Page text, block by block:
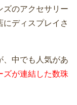
ズのアクセサリー
ディスプレイさ
、中でも人気があ
ズが連結した数珠